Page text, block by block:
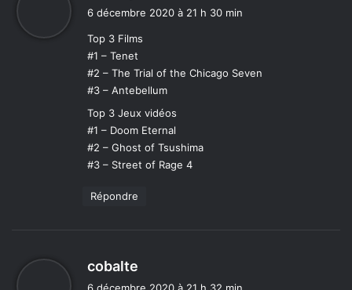
:
6 décembre 2020 à 21 h 30 min
Top 3 Films
#1 – Tenet
#2 – The Trial of the Chicago Seven
#3 – Antebellum
Top 3 Jeux vidéos
#1 – Doom Eternal
#2 – Ghost of Tsushima
#3 – Street of Rage 4
Répondre
cobalte
6 décembre 2020 à 21 h 32 min